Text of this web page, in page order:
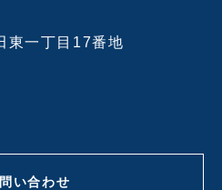
東一丁目17番地
い合わせ